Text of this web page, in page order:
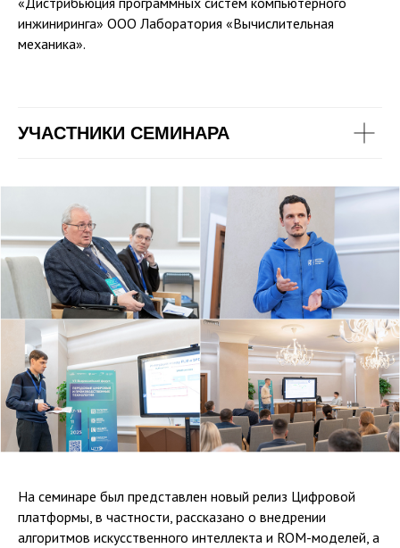
инжиниринга» ООО Лаборатория «Вычислительная
механика».
УЧАСТНИКИ СЕМИНАРА
На семинаре был представлен новый релиз Цифровой
платформы, в частности, рассказано о внедрении
алгоритмов искусственного интеллекта и ROM-моделей, а